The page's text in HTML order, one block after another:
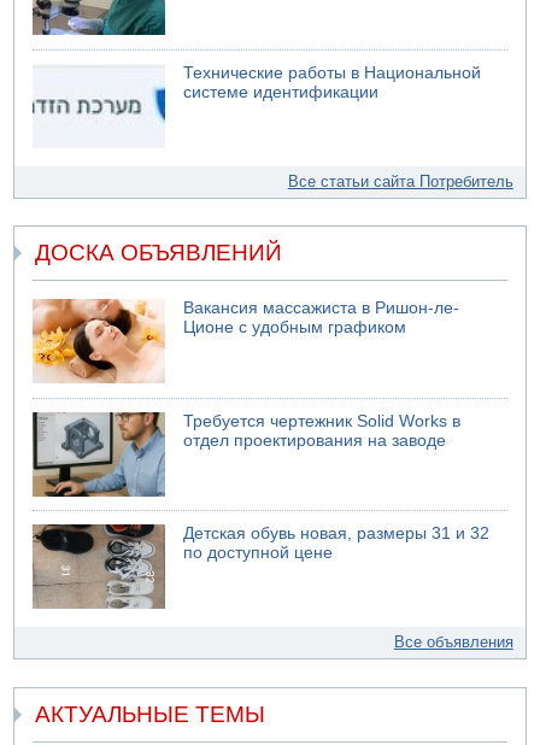
Технические работы в Национальной
системе идентификации
Все статьи сайта Потребитель
ДОСКА ОБЪЯВЛЕНИЙ
Вакансия массажиста в Ришон-ле-
Ционе с удобным графиком
Требуется чертежник Solid Works в
отдел проектирования на заводе
Детская обувь новая, размеры 31 и 32
по доступной цене
Все объявления
АКТУАЛЬНЫЕ ТЕМЫ